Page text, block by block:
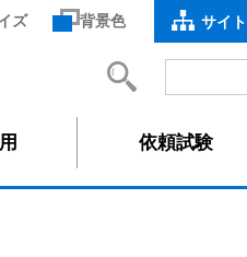
ズ 背景色 サイ
依頼試験